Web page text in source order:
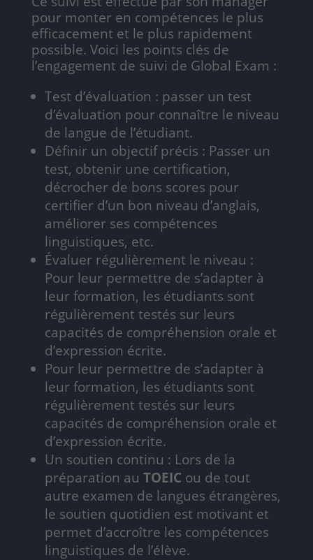
pour monter en compétences le plus
efficacement et le plus rapidement
possible. Voici les points clés de
l’engagement de suivi de Global Exam :
Test d’évaluation : passer un test
d’évaluation pour connaître le niveau
de langue de l’étudiant.
Définir un objectif précis : Passer un
test, obtenir une certification,
décrocher de bons scores pour
certifier d’un bon niveau d’anglais,
améliorer ses compétences
linguistiques, etc.
Évaluer régulièrement le niveau :
Pour leur permettre de s’adapter à
leur formation, les étudiants sont
régulièrement testés sur leurs
capacités de compréhension orale et
d’expression écrite.
Pour leur permettre de s’adapter à
leur formation, les étudiants sont
régulièrement testés sur leurs
capacités de compréhension orale et
d’expression écrite.
Un soutien continu : Lors de la
préparation au TOEIC ou de tout
autre examen de langues étrangères,
le soutien quotidien est motivant et
permet d’accroître les compétences
linguistiques de l’élève.